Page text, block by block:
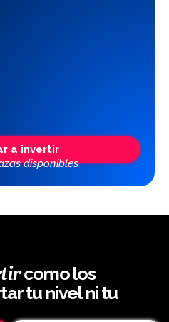
a invertir
disponibles
como los
tu nivel ni tu